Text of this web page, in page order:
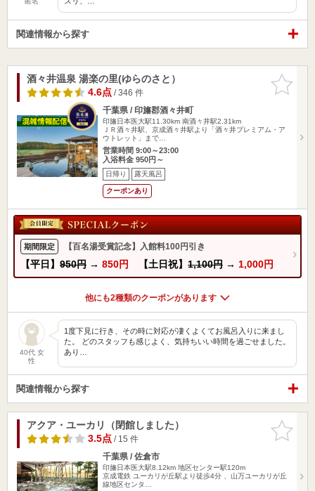
関連情報から探す
お気に入
りに追加
酒々井温泉 湯楽の里(ゆらのさと）
4.6点/ 346 件
千葉県 / 印旛郡酒々井町
印旛日本医大駅11.30km 南酒々井駅2.31km
ＪＲ酒々井駅、京成酒々井駅より「酒々井プレミアム・ア
ウトレット」まで…
営業時間 9:00～23:00
入浴料金 950円～
日帰り 露天風呂
クーポンあり
期間限定 【百名湯受賞記念】入館料100円引き
【平日】 950円 → 850円 【土日祝】 1,100円 → 1,000円
他にも2種類のクーポンがあります
40代 女
性
1度下見に行き、その時に対応が凄くよくてお風呂入りに来まし
た。 どのスタッフも感じよく、気持ちいい時間を過ごせました。
あり…
関連情報から探す
お気に入
りに追加
アクア・ユーカリ（閉館しました）
3.5点/ 15 件
千葉県 / 佐倉市
印旛日本医大駅8.12km 地区センター駅120m
京成電鉄 ユーカリが丘駅より徒歩4分 、山万ユーカリが丘
線地区センタ…